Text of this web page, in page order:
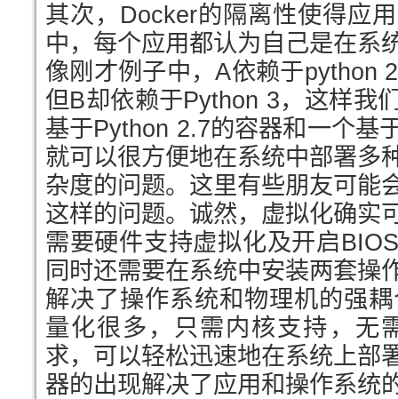
其次，Docker的隔离性使得应
中，每个应用都认为自己是在系
像刚才例子中，A依赖于python
但B却依赖于Python 3，这样我
基于Python 2.7的容器和一个基
就可以很方便地在系统中部署多
杂度的问题。这里有些朋友可能
这样的问题。诚然，虚拟化确实
需要硬件支持虚拟化及开启
同时还需要在系统中安装两套操
解决了操作系统和物理机的强
量化很多，只需内核支持，无
求，可以轻松迅速地在系统上部
器的出现解决了应用和操作系统